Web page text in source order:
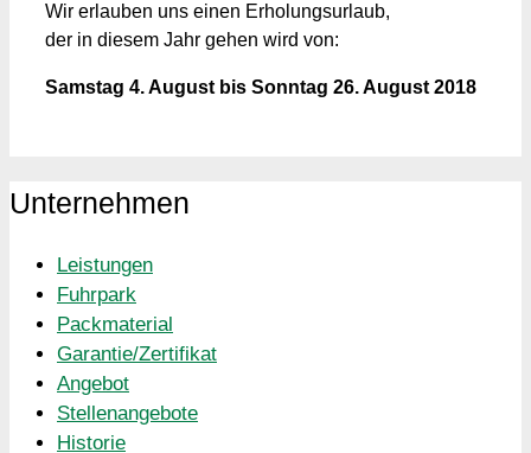
Wir erlauben uns einen Erholungsurlaub,
der in diesem Jahr gehen wird von:
Samstag 4. August bis Sonntag 26. August 2018
Unternehmen
Leistungen
Fuhrpark
Packmaterial
Garantie/Zertifikat
Angebot
Stellenangebote
Historie